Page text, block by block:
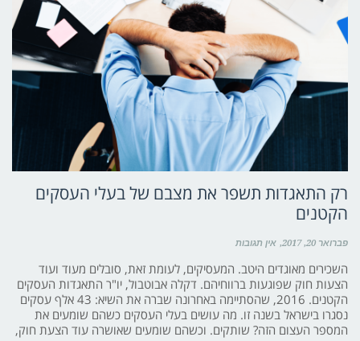
רק התאגדות תשפר את מצבם של בעלי העסקים
הקטנים
פברואר 20, 2017 אין תגובות
השכירים מאוגדים היטב. המעסיקים, לעומת זאת, סובלים מעוד ועוד
הצעות חוק שפוגעות ברווחיהם. דקלה אבוטבול, יו"ר התאגדות העסקים
הקטנים. 2016, שהסתיימה באחרונה שברה את השיא: 43 אלף עסקים
נסגרו בישראל בשנה זו. מה עושים בעלי העסקים כשהם שומעים את
המספר העצום הזה? שותקים. וכשהם שומעים שאושרה עוד הצעת חוק,